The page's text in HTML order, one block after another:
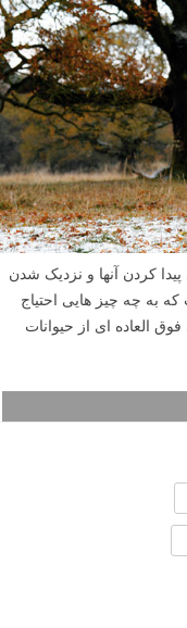
کردن آنها و نزدیک شدن
به چه چیز هایی احتیاج
العاده ای از حیوانات